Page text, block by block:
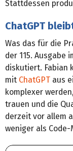
Stattdessen
ChatGPT
Was das für die
der 115. Ausgabe
diskutiert. Fabian
mit ChatGPT aus
komplexer
trauen und die
derzeit vor allem
weniger als Code-